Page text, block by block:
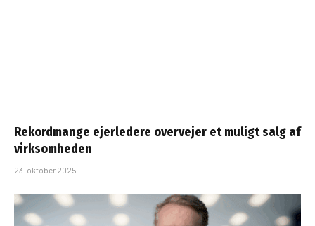
Rekordmange ejerledere overvejer et muligt salg af
virksomheden
23. oktober 2025